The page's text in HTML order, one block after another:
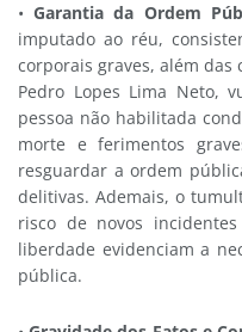
•Garantia da Ordem
imputado ao réu,
corporais graves, além
Pedro Lopes Lima Neto,
pessoa não habilitada
morte e ferimentos
resguardar a ordem
delitivas. Ademais, o
risco de novos
liberdade evidenciam a
pública.